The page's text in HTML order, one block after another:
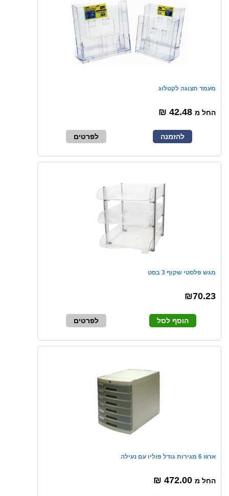
מעמד תצוגה לקטלוג
החל מ
להזמנה לפרטים
מגש פלסטי שקוף 3 בסט
₪70.23
הוסף לסל לפרטים
ארגז 6 מגירות גודל פוליו עם נעילה
החל מ